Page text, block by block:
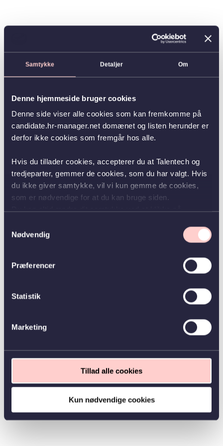
Samtykke Detaljer Om
Denne hjemmeside bruger cookies
Denne side viser alle cookies som kan fremkomme på
candidate.hr-manager.net domænet og listen herunder er
derfor ikke cookies som fremgår hos alle.
Hvis du tillader cookies, accepterer du at Talentech og
tredjeparter, gemmer de cookies, som du har valgt. Hvis
du ikke giver samtykke, vil vi kun gemme de cookies,
som er nødvendige for at du kan bruge siden.
Nødvendig
Præferencer
Statistik
Marketing
Tillad alle cookies
Kun nødvendige cookies